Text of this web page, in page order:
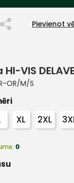
Pievienot
VIS
OR/M/S
XL 2XL
0